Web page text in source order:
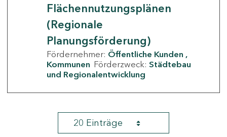
Flächennutzungsplänen
(Regionale
Planungsförderung)
Fördernehmer: Öffentliche Kunden
Kommunen Förderzweck: Städtebau
und Regionalentwicklung
20 Einträge